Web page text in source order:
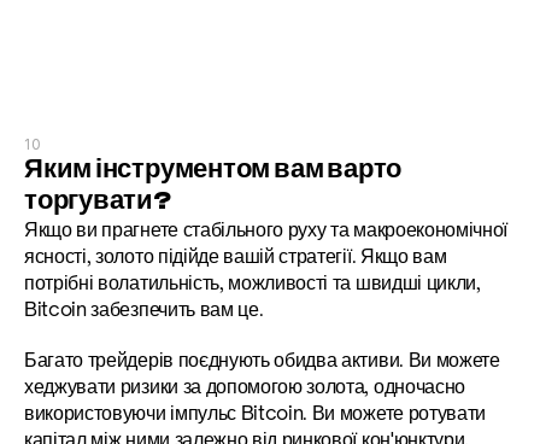
10
Яким інструментом вам варто
торгувати?
Якщо ви прагнете стабільного руху та макроекономічної
ясності, золото підійде вашій стратегії. Якщо вам
потрібні волатильність, можливості та швидші цикли,
Bitcoin забезпечить вам це.
Багато трейдерів поєднують обидва активи. Ви можете
хеджувати ризики за допомогою золота, одночасно
використовуючи імпульс Bitcoin. Ви можете ротувати
капітал між ними залежно від ринкової кон'юнктури.